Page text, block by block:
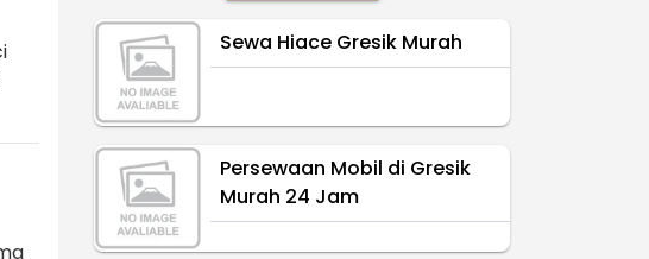
Sewa Hiace Gresik Murah
Persewaan Mobil di Gresik
Murah 24 Jam